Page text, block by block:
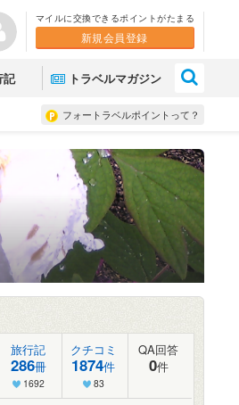
マイルに交換できるポイントがたまる
新規会員登録
記 トラベルマガジン
フォートラベルポイントって？
旅行記
286冊
1692
クチコミ
1874件
83
QA回答
0件